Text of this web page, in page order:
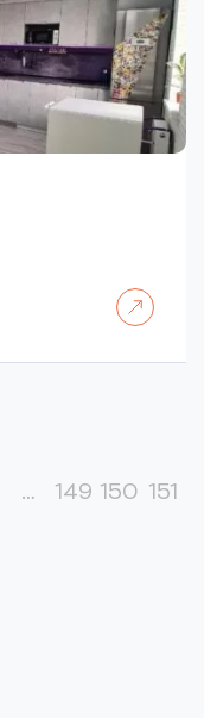
149 150 151